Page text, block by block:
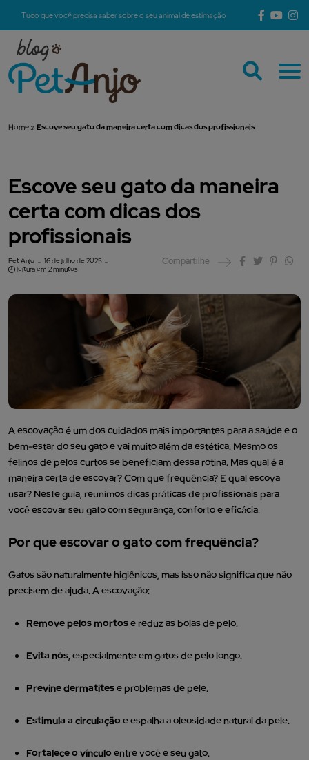
Tudo que você precisa saber sobre o seu animal de estimação
Home » Escove seu gato da maneira certa com dicas dos profissionais
Escove seu gato da maneira
certa com dicas dos
profissionais
Pet Anjo
16 de julho de 2025
leitura em 2 minutos
Compartilhe
A escovação é um dos cuidados mais importantes para a saúde e o
bem-estar do seu gato e vai muito além da estética. Mesmo os
felinos de pelos curtos se beneficiam dessa rotina. Mas qual é a
maneira certa de escovar? Com que frequência? E qual escova
usar? Neste guia, reunimos dicas práticas de profissionais para
você escovar seu gato com segurança, conforto e eficácia.
Por que escovar o gato com frequência?
Gatos são naturalmente higiênicos, mas isso não significa que não
precisem de ajuda. A escovação:
Remove pelos mortose reduz as bolas de pelo.
Evita nós, especialmente em gatos de pelo longo.
Previne dermatitese problemas de pele.
Estimula a circulação e espalha a oleosidade natural da pele.
Fortalece o vínculo entre você e seu gato.